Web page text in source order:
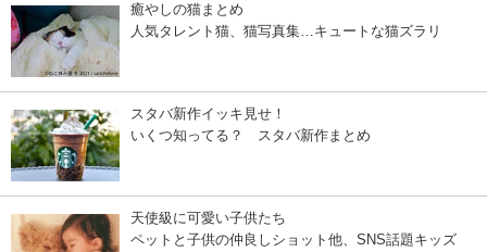
癒やしの猫まとめ
人気タレント猫、猫写真集…キュートな猫ズラリ
スタバ新作イッキ見せ！
いくつ知ってる？ スタバ新作まとめ
天使級に可愛い子供たち
ペットと子供の仲良しショット他、SNS話題キッズ